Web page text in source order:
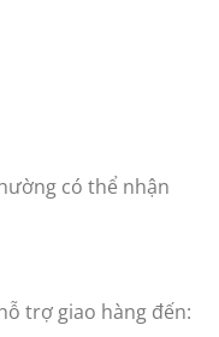
có thể nhận
trợ giao hàng đến: